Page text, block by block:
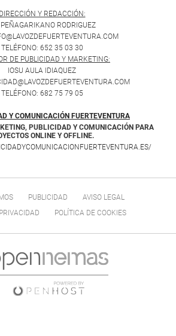
DIRECCIÓN Y REDACCIÓN:
RODRIGUEZ
TELÉFONO: 652 35 03 30
DE PUBLICIDAD Y MARKETING:
IOSU AULA IDIAQUEZ
TELÉFONO: 682 75 79 05
Y COMUNICACIÓN FUERTEVENTURA
PUBLICIDAD Y COMUNICACIÓN PARA
ONLINE Y OFFLINE.
PUBLICIDAD
AVISO LEGAL
POLÍTICA DE COOKIES